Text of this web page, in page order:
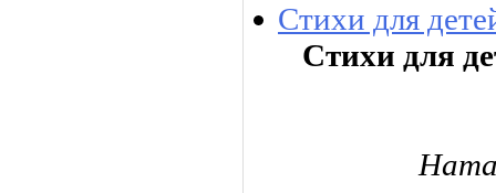
Стихи для
Стихи для